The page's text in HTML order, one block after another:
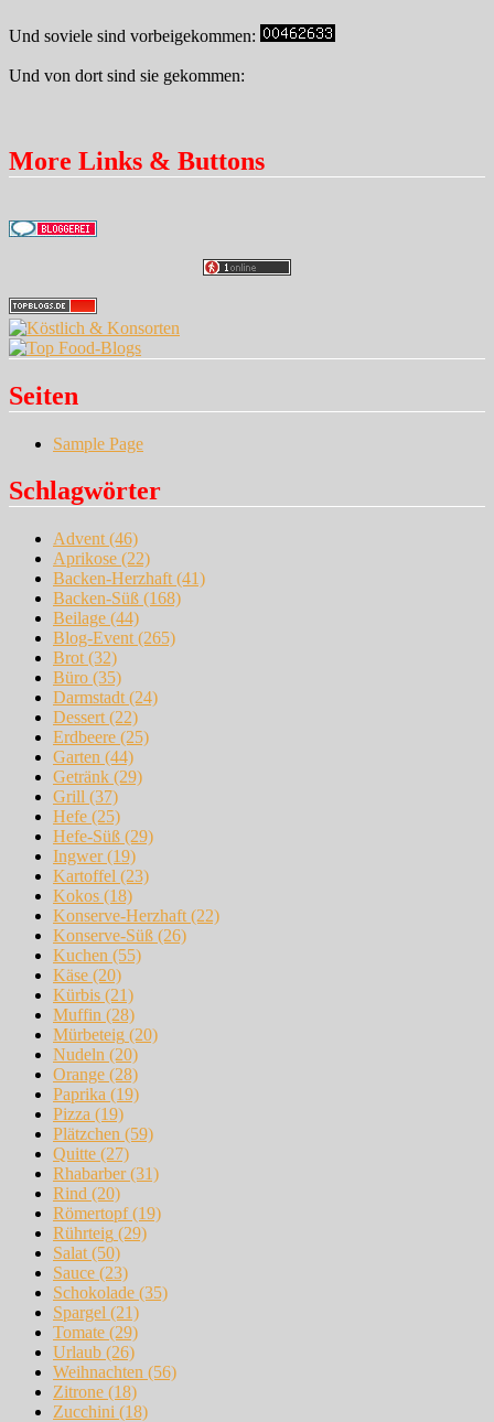
Und soviele sind vorbeigekommen:
Und von dort sind sie gekommen:
More Links & Buttons
Seiten
Sample Page
Schlagwörter
Advent (46)
Aprikose (22)
Backen-Herzhaft (41)
Backen-Süß (168)
Beilage (44)
Blog-Event (265)
Brot (32)
Büro (35)
Darmstadt (24)
Dessert (22)
Erdbeere (25)
Garten (44)
Getränk (29)
Grill (37)
Hefe (25)
Hefe-Süß (29)
Ingwer(19)
Kartoffel (23)
Kokos (18)
Konserve-Herzhaft (22)
Konserve-Süß (26)
Kuchen (55)
Käse (20)
Kürbis (21)
Muffin (28)
Mürbeteig (20)
Nudeln (20)
Orange (28)
Paprika (19)
Pizza (19)
Plätzchen (59)
Quitte (27)
Rhabarber(31)
Rind (20)
Römertopf(19)
Rührteig (29)
Salat (50)
Sauce (23)
Schokolade (35)
Spargel (21)
Tomate (29)
Urlaub (26)
Weihnachten (56)
Zitrone (18)
Zucchini (18)